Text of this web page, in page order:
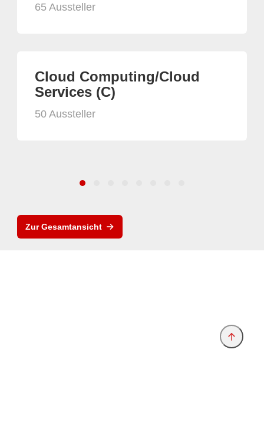
65 Aussteller
Cloud Computing/Cloud
Services (C)
50 Aussteller
Zur Gesamtansicht